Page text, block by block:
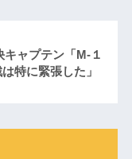
キャプテン「M-１
特に緊張した」